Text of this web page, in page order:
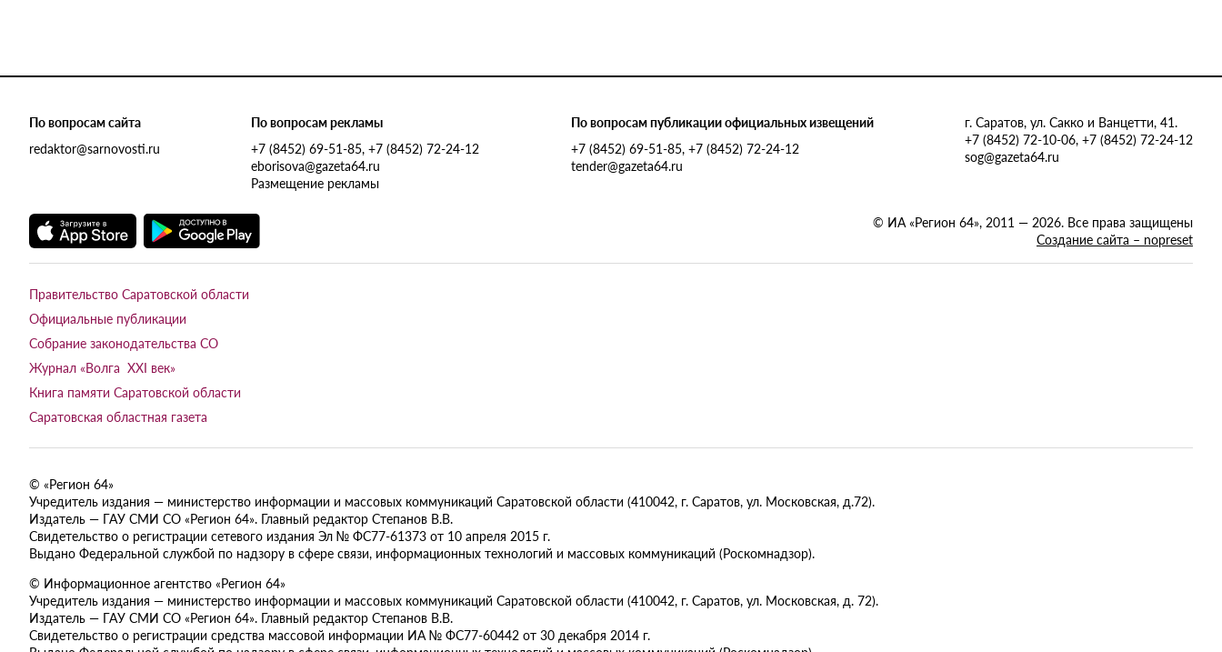
По вопросам сайта
redaktor@sarnovosti.ru
По вопросам рекламы
+7 (8452) 69-51-85, +7 (8452) 72-24-12
eborisova@gazeta64.ru
Размещение рекламы
По вопросам публикации официальных извещений
+7 (8452) 69-51-85, +7 (8452) 72-24-12
tender@gazeta64.ru
г. Саратов, ул. Сакко и Ванцетти, 41.
+7 (8452) 72-10-06, +7 (8452) 72-24-12
sog@gazeta64.ru
© ИА «Регион 64», 2011 — 2026. Все права защищены
Создание сайта – nopreset
Правительство Саратовской области
Официальные публикации
Собрание законодательства СО
Журнал «Волга XXI век»
Книга памяти Саратовской области
Саратовская областная газета
© «Регион 64»
Учредитель издания — министерство информации и массовых коммуникаций Саратовской области (410042, г. Саратов, ул. Московская, д.72).
Издатель — ГАУ СМИ СО «Регион 64». Главный редактор Степанов В.В.
Свидетельство о регистрации сетевого издания Эл № ФС77-61373 от 10 апреля 2015 г.
Выдано Федеральной службой по надзору в сфере связи, информационных технологий и массовых коммуникаций (Роскомнадзор).
© Информационное агентство «Регион 64»
Учредитель издания — министерство информации и массовых коммуникаций Саратовской области (410042, г. Саратов, ул. Московская, д. 72).
Издатель — ГАУ СМИ СО «Регион 64». Главный редактор Степанов В.В.
Свидетельство о регистрации средства массовой информации ИА № ФС77-60442 от 30 декабря 2014 г.